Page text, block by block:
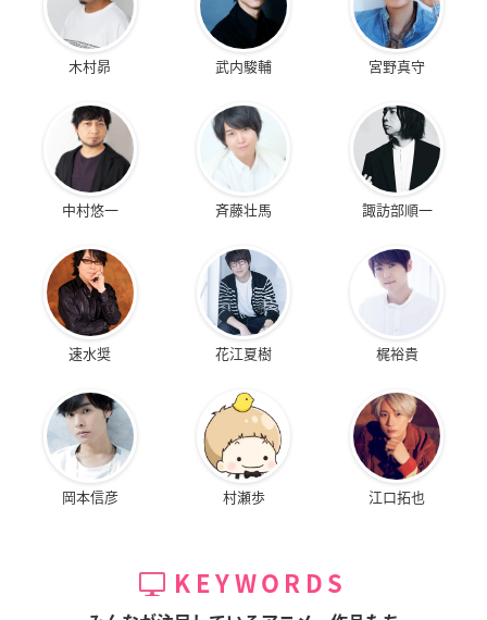
木村昴 武内駿輔 宮野真守
中村悠一 斉藤壮馬 諏訪部順一
速水奨 花江夏樹 梶裕貴
岡本信彦 村瀬歩 江口拓也
KEYWORDS